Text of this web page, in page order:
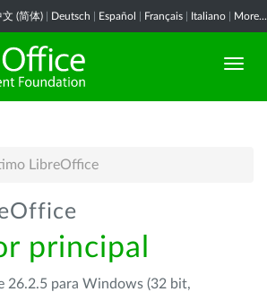
文 (简体) Deutsch Español Français Italiano More...
LibreOffice
principal
26.2.5 para Windows (32 bit,